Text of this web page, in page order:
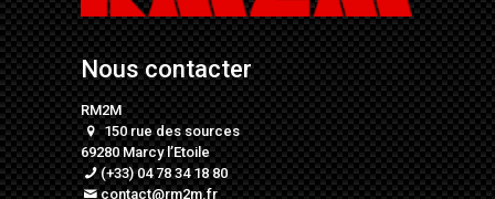
Nous contacter
RM2M
150 rue des sources
69280 Marcy l’Etoile
(+33) 04 78 34 18 80
contact@rm2m.fr